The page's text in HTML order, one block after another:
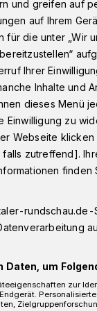
(17.
und greifen auf
auf Ihrem
die unter „Wir
Ihrer
Inhalte und
dieses Menü
Einwilligung zu
Webseite
zutreffend].
finden
rundschau.de-
um
zur